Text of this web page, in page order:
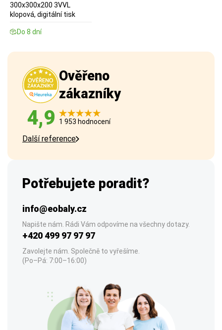
300x300x200 3VVL
klopová, digitální tisk
Do 8 dní
Ověřeno
zákazníky
4,9 1 953 hodnocení
Další reference
Potřebujete poradit?
info@eobaly.cz
Napište nám. Rádi Vám odpovíme na všechny dotazy.
+420 499 97 97 97
Zavolejte nám. Společně to vyřešíme.
(Po–Pá: 7:00–16:00)